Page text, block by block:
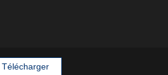
Télécharger